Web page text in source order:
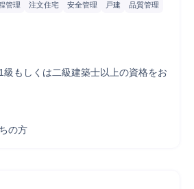
管理 注文住宅 安全管理 戸建
品質管理
級もしくは二級建築士以上の資格をお
の方